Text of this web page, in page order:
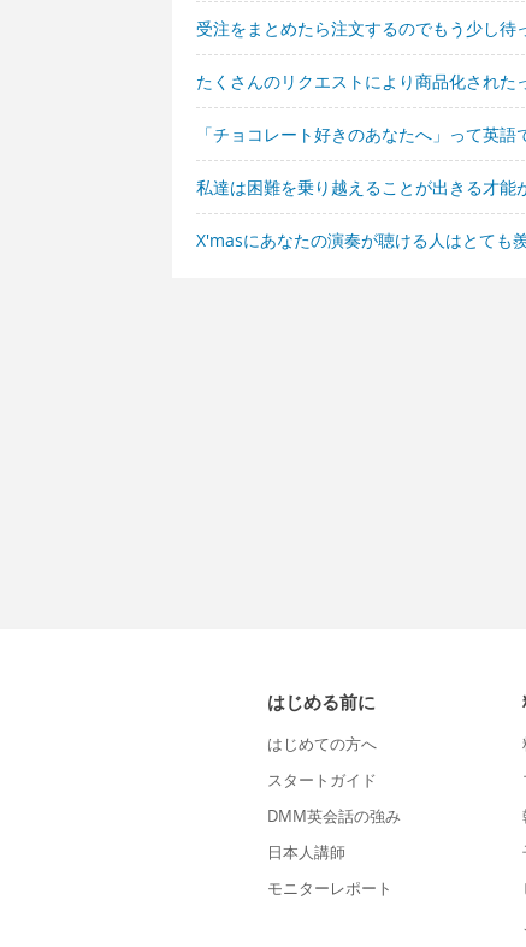
受注をまとめたら注文するのでもう少し待
たくさんのリクエストにより商品化された
「チョコレート好きのあなたへ」って英語
私達は困難を乗り越えることが出きる才能
X'masにあなたの演奏が聴ける人はとても
はじめる前に
はじめての方へ
スタートガイド
DMM英会話の強み
日本人講師
モニターレポート